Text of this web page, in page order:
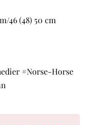
46 (48) 50 cm
#Norse-Horse